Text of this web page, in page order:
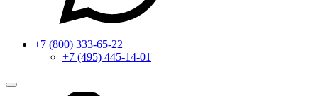
+7 (800) 333-65-22
+7 (495) 445-14-01